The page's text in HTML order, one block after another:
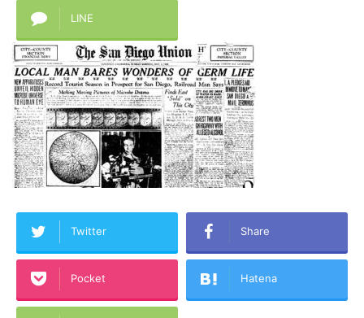
LINE
Twitter Share
Pocket Hatena